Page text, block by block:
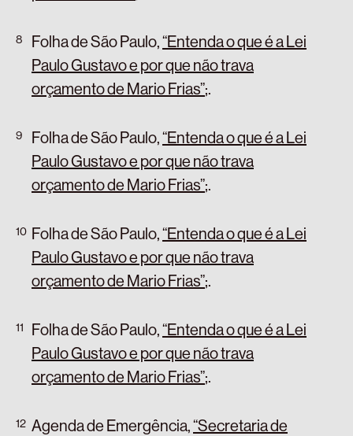
Folha de São Paulo,“Entenda o que é a Lei
Paulo Gustavo e por que não trava
orçamento de Mario Frias”;.
Folha de São Paulo,“Entenda o que é a Lei
Paulo Gustavo e por que não trava
orçamento de Mario Frias”;.
Folha de São Paulo,“Entenda o que é a Lei
Paulo Gustavo e por que não trava
orçamento de Mario Frias”;.
Folha de São Paulo,“Entenda o que é a Lei
Paulo Gustavo e por que não trava
orçamento de Mario Frias”;.
Agenda de Emergência,“Secretaria de